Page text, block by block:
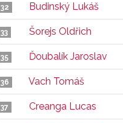
32 Budinský Lukáš
33 Šorejs Oldřich
35 Ďoubalík Jaroslav
36 Vach Tomáš
37 Creanga Lucas